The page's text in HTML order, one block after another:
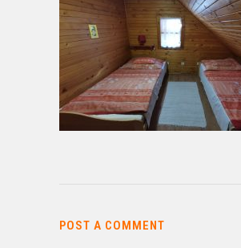
POST A COMMENT